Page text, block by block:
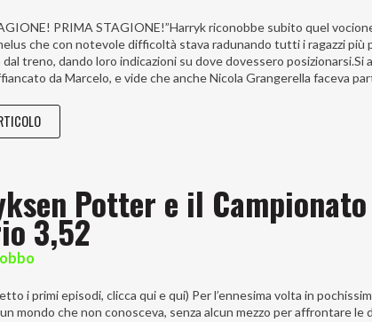
PRIMA STAGIONE!”Harryk riconobbe subito quel
che con notevole difficoltà stava radunando tutti i ragazzi più
treno, dando loro indicazioni su dove dovessero posizionarsi.Si
da Marcelo, e vide che anche Nicola Grangerella faceva
Potter e il
3,52
i primi episodi, clicca qui e qui) Per l’ennesima volta in
mondo che non conosceva, senza alcun mezzo per affrontare le